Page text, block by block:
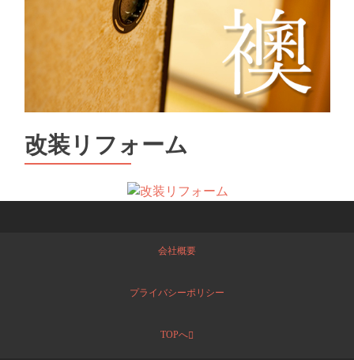
改装リフォーム
会社概要
プライバシーポリシー
TOPへ